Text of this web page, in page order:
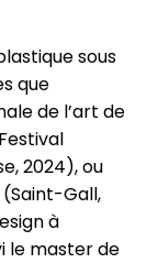
sous
que
de l’art de
2024), ou
Gall,
à
le master de